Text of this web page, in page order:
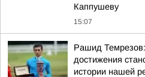
Каппушеву
15:07
Рашид
достижения
истории нашей